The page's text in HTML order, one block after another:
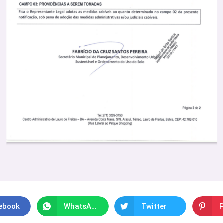
WhatsApp Twitter